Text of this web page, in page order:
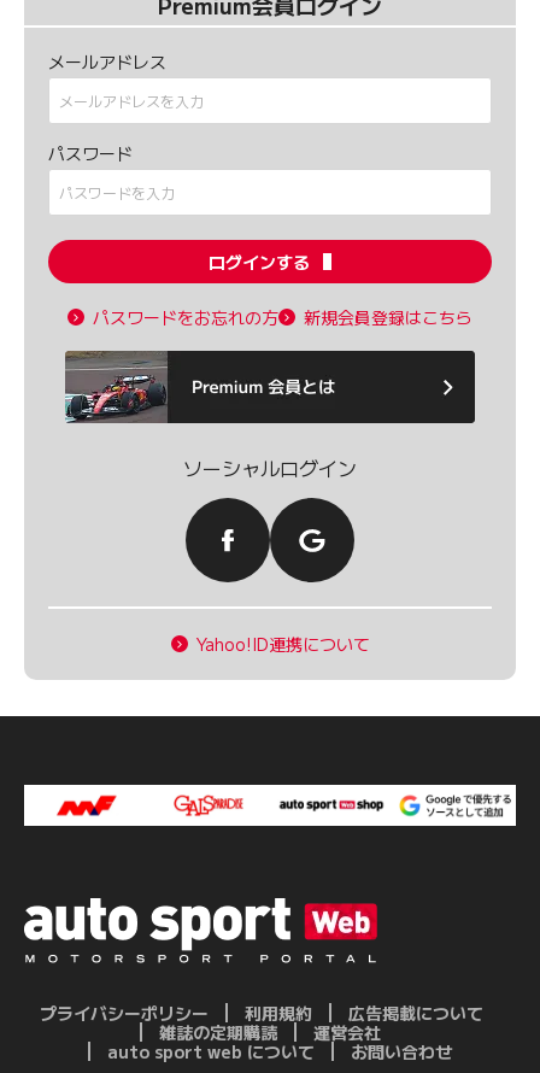
メールアドレス
パスワード
ログインする
パスワードをお忘れの方 新規会員登録はこちら
ソーシャルログイン
Yahoo!ID連携について
プライバシーポリシー 利用規約
広告掲載について
雑誌の定期購読
運営会社
auto sport web について
お問い合わせ